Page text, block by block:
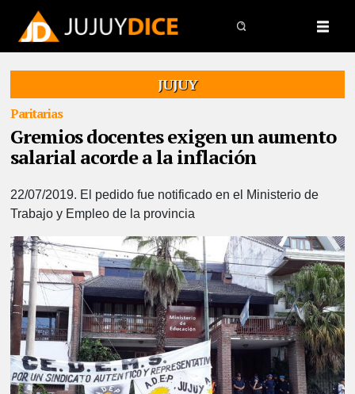
JUJUY
Paritarias
Gremios docentes exigen un aumento
salarial acorde a la inflación
22/07/2019. El pedido fue notificado en el Ministerio de
Trabajo y Empleo de la provincia